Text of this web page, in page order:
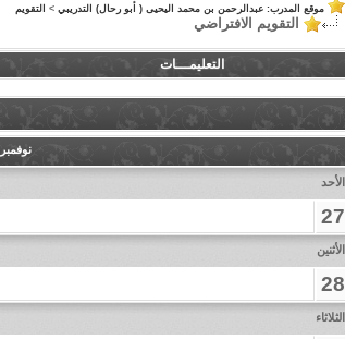
موقع المدرب: عبدالرحمن بن محمد اليحيى ( أبو رحال) التدريبي > التقويم
التقويم الافتراضي
التعليمـــات
نوفمبر 2016
الأحد
27
الأثنين
28
الثلاثاء